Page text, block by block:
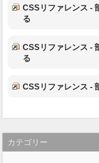
CSSリファレンス -
る
CSSリファレンス -
る
CSSリファレンス -
カテゴリー